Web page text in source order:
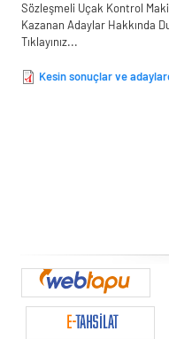
S.S.S.
Sözleşmeli Uçak Kontrol
Kazanan Adaylar Hakkında
Tıklayınız...
Kesin sonuçlar ve